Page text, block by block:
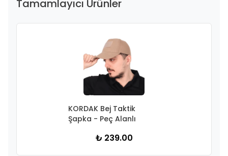
Tamamlayıcı Ürünler
KORDAK Bej Taktik
Şapka - Peç Alanlı
₺ 239.00